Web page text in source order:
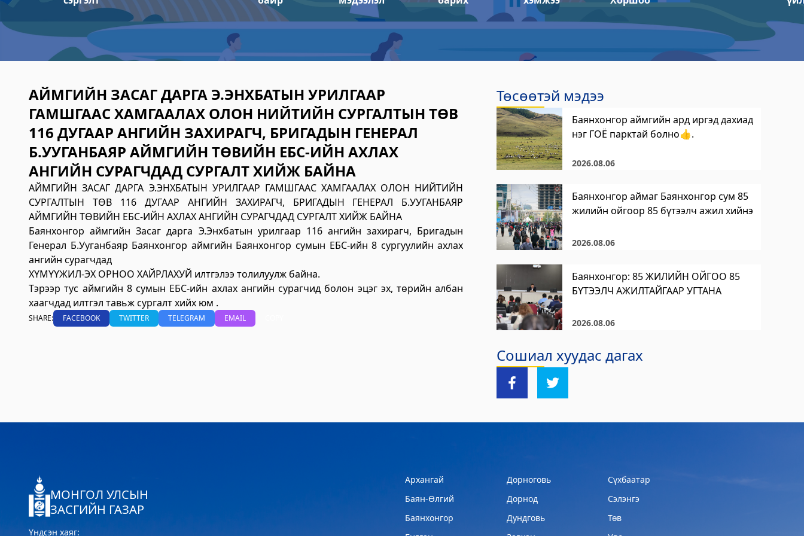
АЙМГИЙН ЗАСАГ ДАРГА Э.ЭНХБАТЫН УРИЛГААР
ГАМШГААС ХАМГААЛАХ ОЛОН НИЙТИЙН СУРГАЛТЫН ТӨВ
116 ДУГААР АНГИЙН ЗАХИРАГЧ, БРИГАДЫН ГЕНЕРАЛ
Б.УУГАНБАЯР АЙМГИЙН ТӨВИЙН ЕБС-ИЙН АХЛАХ
АНГИЙН СУРАГЧДАД СУРГАЛТ ХИЙЖ БАЙНА
АЙМГИЙН ЗАСАГ ДАРГА Э.ЭНХБАТЫН УРИЛГААР ГАМШГААС ХАМГААЛАХ ОЛОН НИЙТИЙН
СУРГАЛТЫН ТӨВ 116 ДУГААР АНГИЙН ЗАХИРАГЧ, БРИГАДЫН ГЕНЕРАЛ Б.УУГАНБАЯР
АЙМГИЙН ТӨВИЙН ЕБС-ИЙН АХЛАХ АНГИЙН СУРАГЧДАД СУРГАЛТ ХИЙЖ БАЙНА
Баянхонгор аймгийн Засаг дарга Э.Энхбатын урилгаар 116 ангийн захирагч, Бригадын
Генерал Б.Ууганбаяр Баянхонгор аймгийн Баянхонгор сумын ЕБС-ийн 8 сургуулийн ахлах
ангийн сурагчдад
ХҮМҮҮЖИЛ-ЭХ ОРНОО ХАЙРЛАХУЙ илтгэлээ толилуулж байна.
Тэрээр тус аймгийн 8 сумын ЕБС-ийн ахлах ангийн сурагчид болон эцэг эх, төрийн албан
хаагчдад илтгэл тавьж сургалт хийх юм .
SHARE: FACEBOOK TWITTER TELEGRAM EMAIL
Төсөөтэй мэдээ
Баянхонгор аймгийн ард иргэд дахиад
нэг ГОЁ парктай болно👍.
2026.08.06
Баянхонгор аймаг Баянхонгор сум 85
жилийн ойгоор 85 бүтээлч ажил хийнэ
2026.08.06
Баянхонгор: 85 ЖИЛИЙН ОЙГОО 85
БҮТЭЭЛЧ АЖИЛТАЙГААР УГТАНА
2026.08.06
Сошиал хуудас дагах
МОНГОЛ УЛСЫН
ЗАСГИЙН ГАЗАР
Үндсэн хаяг:
Архангай
Баян-Өлгий
Баянхонгор
Дорноговь
Дорнод
Дундговь
Сүхбаатар
Сэлэнгэ
Төв